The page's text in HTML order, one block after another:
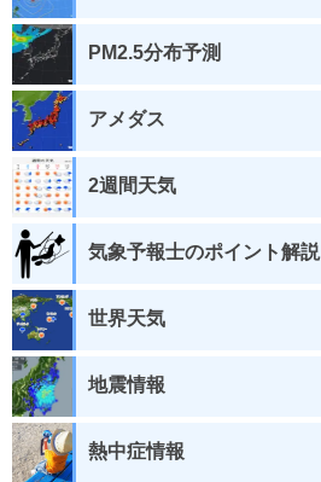
PM2.5分布予測
アメダス
2週間天気
気象予報士のポイント解説
世界天気
地震情報
熱中症情報